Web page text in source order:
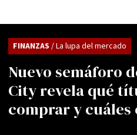
Nuevo semáforo
City revela qué
comprar y
FINANZAS / La lupa del mercado